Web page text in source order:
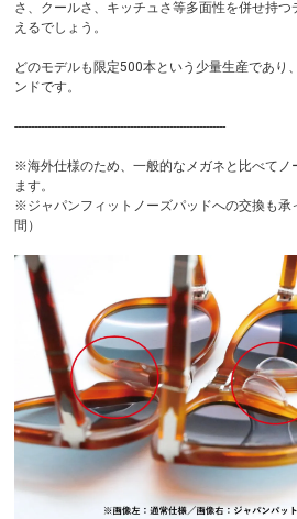
さ、クールさ、キッチュさ等多面性を併せ持
えるでしょう。
どのモデルも限定500本という少量生産であり
ンドです。
----------------------------------------------------------------
※海外仕様のため、一般的なメガネと比べてノ
ます。
※ジャパンフィットノーズパッドへの交換も承
間）